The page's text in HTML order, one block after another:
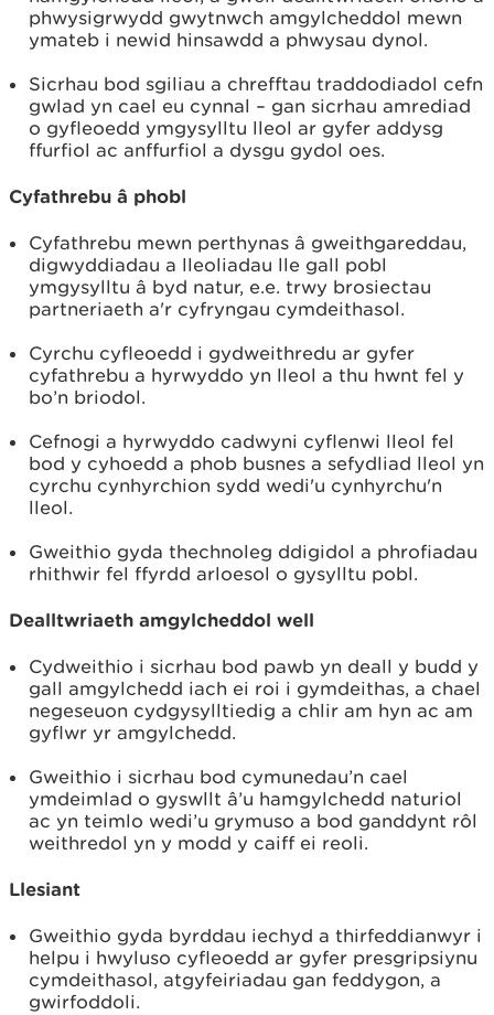
phwysigrwydd gwytnwch amgylcheddol mewn
ymateb i newid hinsawdd a phwysau dynol.
Sicrhau bod sgiliau a chrefftau traddodiadol cefn
gwlad yn cael eu cynnal – gan sicrhau amrediad
o gyfleoedd ymgysylltu lleol ar gyfer addysg
ffurfiol ac anffurfiol a dysgu gydol oes.
Cyfathrebu â phobl
Cyfathrebu mewn perthynas â gweithgareddau,
digwyddiadau a lleoliadau lle gall pobl
ymgysylltu â byd natur, e.e. trwy brosiectau
partneriaeth a'r cyfryngau cymdeithasol.
Cyrchu cyfleoedd i gydweithredu ar gyfer
cyfathrebu a hyrwyddo yn lleol a thu hwnt fel y
bo’n briodol.
Cefnogi a hyrwyddo cadwyni cyflenwi lleol fel
bod y cyhoedd a phob busnes a sefydliad lleol yn
cyrchu cynhyrchion sydd wedi'u cynhyrchu'n
lleol.
Gweithio gyda thechnoleg ddigidol a phrofiadau
rhithwir fel ffyrdd arloesol o gysylltu pobl.
Dealltwriaeth amgylcheddol well
Cydweithio i sicrhau bod pawb yn deall y budd y
gall amgylchedd iach ei roi i gymdeithas, a chael
negeseuon cydgysylltiedig a chlir am hyn ac am
gyflwr yr amgylchedd.
Gweithio i sicrhau bod cymunedau’n cael
ymdeimlad o gyswllt â’u hamgylchedd naturiol
ac yn teimlo wedi’u grymuso a bod ganddynt rôl
weithredol yn y modd y caiff ei reoli.
Llesiant
Gweithio gyda byrddau iechyd a thirfeddianwyr i
helpu i hwyluso cyfleoedd ar gyfer presgripsiynu
cymdeithasol, atgyfeiriadau gan feddygon, a
gwirfoddoli.